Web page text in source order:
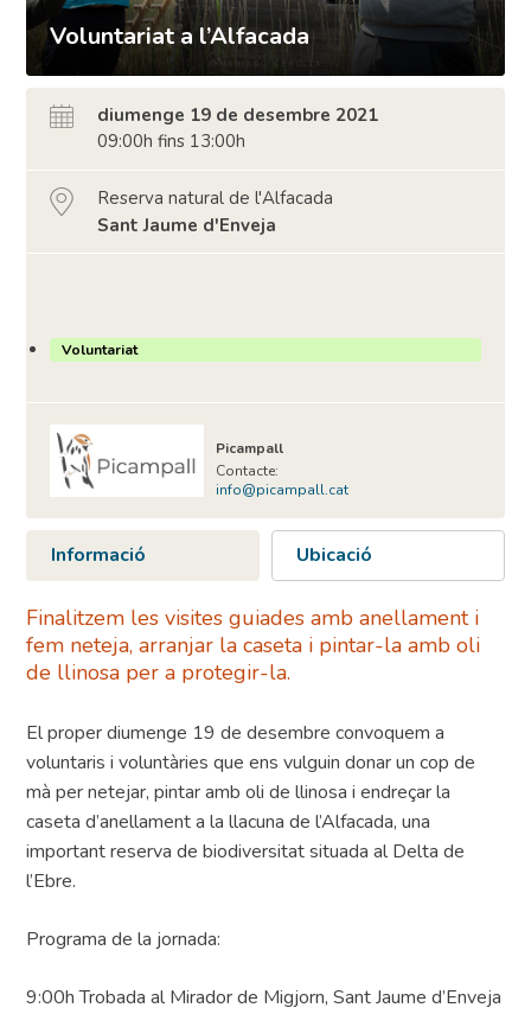
Voluntariat a l’Alfacada
diumenge 19 de desembre 2021
09:00h fins 13:00h
Reserva natural de l'Alfacada
Sant Jaume d'Enveja
Voluntariat
Picampall
Contacte:
info@picampall.cat
Informació Ubicació
Finalitzem les visites guiades amb anellament i
fem neteja, arranjar la caseta i pintar-la amb oli
de llinosa per a protegir-la.
El proper diumenge 19 de desembre convoquem a
voluntaris i voluntàries que ens vulguin donar un cop de
mà per netejar, pintar amb oli de llinosa i endreçar la
caseta d’anellament a la llacuna de l’Alfacada, una
important reserva de biodiversitat situada al Delta de
l’Ebre.
Programa de la jornada:
9:00h Trobada al Mirador de Migjorn, Sant Jaume d’Enveja